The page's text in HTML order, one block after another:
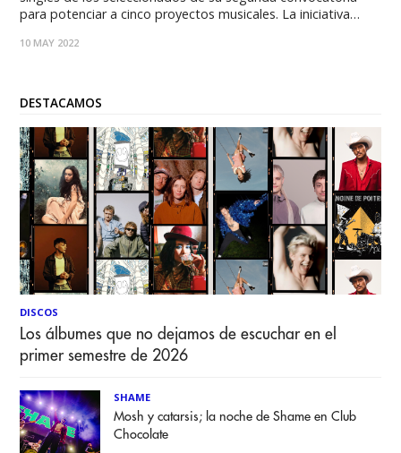
para potenciar a cinco proyectos musicales. La iniciativa
Peor Peor, Aikia y Trama. Cada uno de ellos contó con una
10 MAY 2022
DESTACAMOS
DISCOS
Los álbumes que no dejamos de escuchar en el
primer semestre de 2026
SHAME
Mosh y catarsis; la noche de Shame en Club
Chocolate